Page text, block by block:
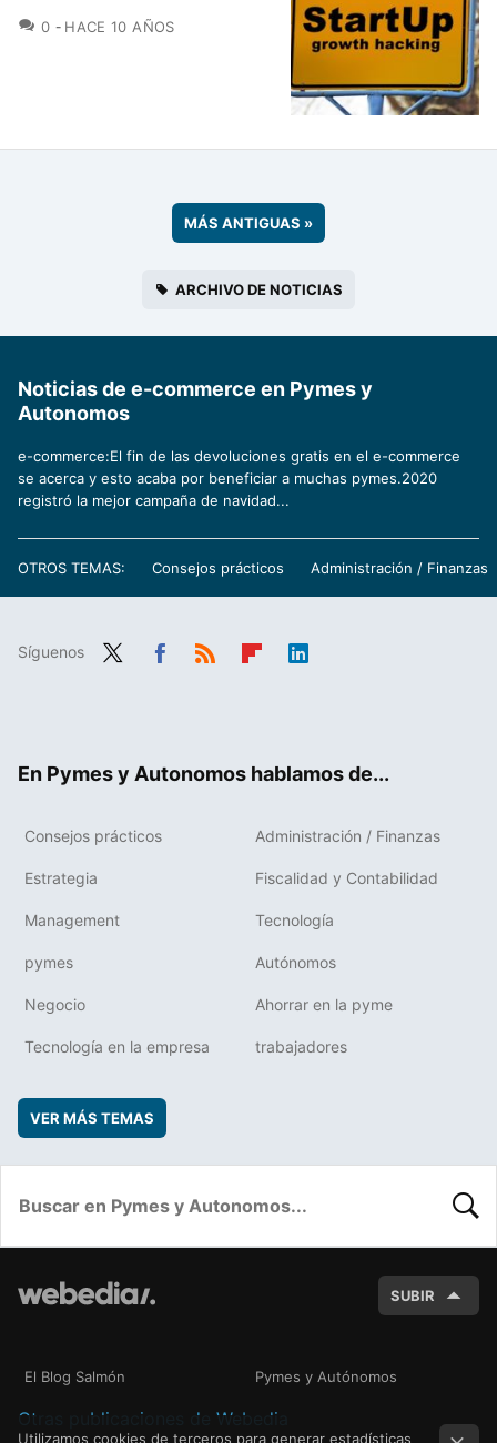
0 COMENTARIOS
HACE 10 AÑOS
MÁS ANTIGUAS »
ARCHIVO DE NOTICIAS
Noticias de e-commerce en Pymes y
Autonomos
e-commerce:El fin de las devoluciones gratis en el e-commerce
se acerca y esto acaba por beneficiar a muchas pymes.2020
registró la mejor campaña de navidad...
OTROS TEMAS: Consejos prácticos Administración / Finanzas
Síguenos
En Pymes y Autonomos hablamos de...
Consejos prácticos Administración / Finanzas
Estrategia Fiscalidad y Contabilidad
Management Tecnología
pymes Autónomos
Negocio Ahorrar en la pyme
Tecnología en la empresa trabajadores
VER MÁS TEMAS
SUBIR
El Blog Salmón Pymes y Autónomos
Otras publicaciones de Webedia
Utilizamos cookies de terceros para generar estadísticas